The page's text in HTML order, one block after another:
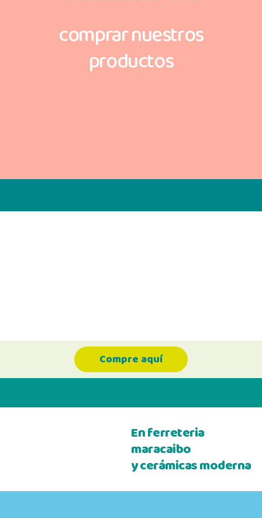
comprar nuestros
productos
Compre aquí
En ferreteria
maracaibo
y cerámicas moderna